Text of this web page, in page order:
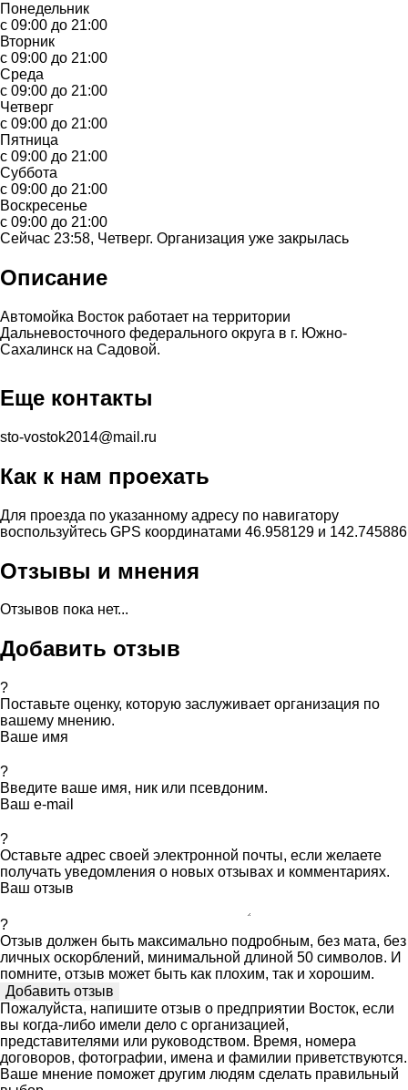
Понедельник
с 09:00 до 21:00
Вторник
с 09:00 до 21:00
Среда
с 09:00 до 21:00
Четверг
с 09:00 до 21:00
Пятница
с 09:00 до 21:00
Суббота
с 09:00 до 21:00
Воскресенье
с 09:00 до 21:00
Сейчас 23:58, Четверг. Организация уже закрылась
Описание
Автомойка Восток работает на территории
Дальневосточного федерального округа в г. Южно-
Сахалинск на Садовой.
Еще контакты
sto-vostok2014@mail.ru
Как к нам проехать
Для проезда по указанному адресу по навигатору
воспользуйтесь GPS координатами 46.958129 и 142.745886
Отзывы и мнения
Отзывов пока нет...
Добавить отзыв
?
Поставьте оценку, которую заслуживает организация по
вашему мнению.
Ваше имя
?
Введите ваше имя, ник или псевдоним.
Ваш e-mail
?
Оставьте адрес своей электронной почты, если желаете
получать уведомления о новых отзывах и комментариях.
Ваш отзыв
?
Отзыв должен быть максимально подробным, без мата, без
личных оскорблений, минимальной длиной 50 символов. И
помните, отзыв может быть как плохим, так и хорошим.
Пожалуйста, напишите отзыв о предприятии Восток, если
вы когда-либо имели дело с организацией,
представителями или руководством. Время, номера
договоров, фотографии, имена и фамилии приветствуются.
Ваше мнение поможет другим людям сделать правильный